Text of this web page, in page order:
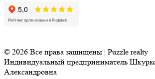
© 2026 Все права защищены | Puzzle realty
Индивидуальный предприниматель
Александровна